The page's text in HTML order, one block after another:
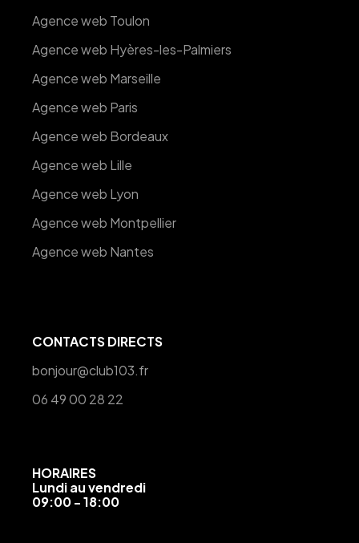
Agence web Toulon
Agence web Hyères-les-Palmiers
Agence web Marseille
Agence web Paris
Agence web Bordeaux
Agence web Lille
Agence web Lyon
Agence web Montpellier
Agence web Nantes
CONTACTS DIRECTS
bonjour@club103.fr
06 49 00 28 22
HORAIRES
Lundi au vendredi
09:00 - 18:00